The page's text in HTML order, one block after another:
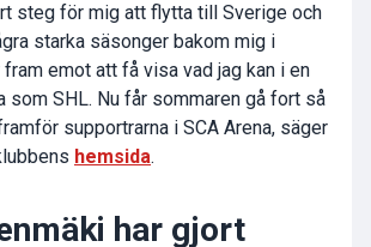
steg för mig att flytta till Sverige och
starka säsonger bakom mig i
fram emot att få visa vad jag kan i en
som SHL. Nu får sommaren gå fort så
supportrarna i SCA Arena, säger
hemsida.
har gjort